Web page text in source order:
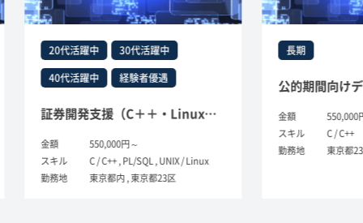
30代活躍中
経験者優遇
証券開発支援（C＋＋・Linux・PL/SQL）
550,000円～
C / C++ , PL/SQL , UNIX / Linux
東京都内 , 東京都23区
金額
550,000円
C / C++
東京都23区外